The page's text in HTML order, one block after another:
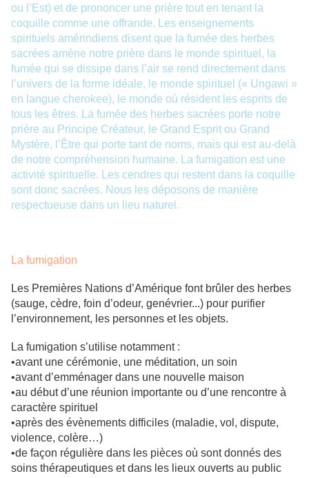
ou l’Est) et de prononcer une prière tout en tenant la
coquille comme une offrande. Les enseignements
spirituels amérindiens disent que la fumée des herbes
sacrées amène notre prière dans le monde spirituel, la
fumée qui se dissipe dans l’air se rend directement dans
l’univers de la forme idéale, le monde spirituel (« Ungawi »
en langue cherokee), le monde où résident les esprits de
tous les êtres. La fumée des herbes sacrées porte notre
prière au Principe Créateur, le Grand Esprit ou Grand
Mystère, l’Être qui porte tant de noms, mais qui est au-delà
de notre compréhension humaine. La fumigation est une
activité spirituelle. Les cendres qui restent dans la coquille
sont donc sacrées. Nous les déposons de manière
respectueuse dans un lieu naturel.
La fumigation
Les Premières Nations d’Amérique font brûler des herbes
(sauge, cèdre, foin d’odeur, genévrier...) pour purifier
l’environnement, les personnes et les objets.
La fumigation s’utilise notamment :
•avant une cérémonie, une méditation, un soin
•avant d’emménager dans une nouvelle maison
•au début d’une réunion importante ou d’une rencontre à
caractère spirituel
•après des évènements difficiles (maladie, vol, dispute,
violence, colère…)
•de façon régulière dans les pièces où sont donnés des
soins thérapeutiques et dans les lieux ouverts au public